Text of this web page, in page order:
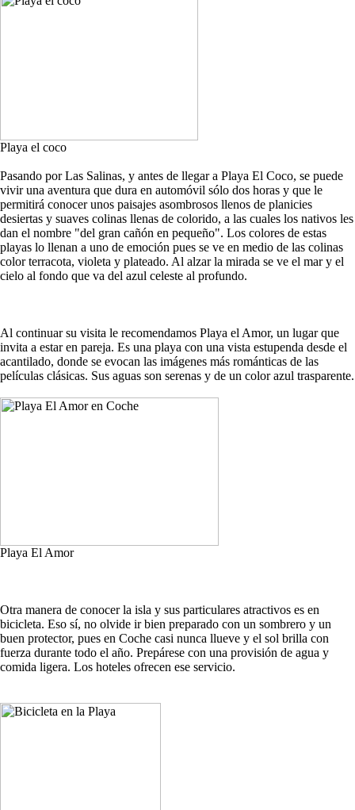
Playa el coco
Pasando por Las Salinas, y antes de llegar a Playa El Coco, se puede
vivir una aventura que dura en automóvil sólo dos horas y que le
permitirá conocer unos paisajes asombrosos llenos de planicies
desiertas y suaves colinas llenas de colorido, a las cuales los nativos les
dan el nombre "del gran cañón en pequeño". Los colores de estas
playas lo llenan a uno de emoción pues se ve en medio de las colinas
color terracota, violeta y plateado. Al alzar la mirada se ve el mar y el
cielo al fondo que va del azul celeste al profundo.
Al continuar su visita le recomendamos Playa el Amor, un lugar que
invita a estar en pareja. Es una playa con una vista estupenda desde el
acantilado, donde se evocan las imágenes más románticas de las
películas clásicas. Sus aguas son serenas y de un color azul trasparente.
Playa El Amor
Otra manera de conocer la isla y sus particulares atractivos es en
bicicleta. Eso sí, no olvide ir bien preparado con un sombrero y un
buen protector, pues en Coche casi nunca llueve y el sol brilla con
fuerza durante todo el año. Prepárese con una provisión de agua y
comida ligera. Los hoteles ofrecen ese servicio.